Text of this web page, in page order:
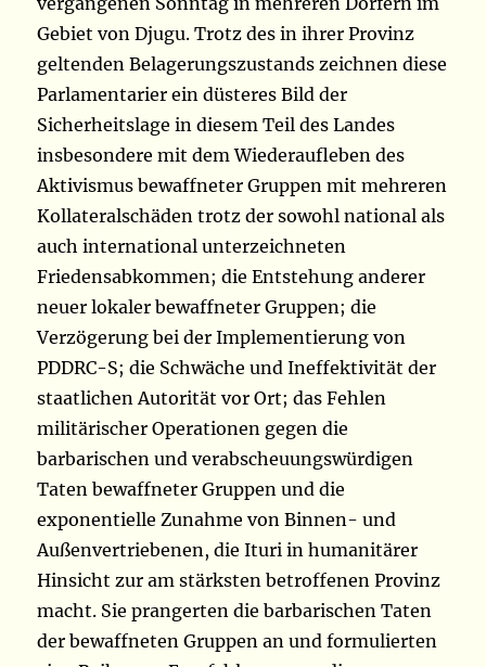
Gebiet von Djugu. Trotz des in ihrer Provinz
geltenden Belagerungszustands zeichnen diese
Parlamentarier ein düsteres Bild der
Sicherheitslage in diesem Teil des Landes
insbesondere mit dem Wiederaufleben des
Aktivismus bewaffneter Gruppen mit mehreren
Kollateralschäden trotz der sowohl national als
auch international unterzeichneten
Friedensabkommen; die Entstehung anderer
neuer lokaler bewaffneter Gruppen; die
Verzögerung bei der Implementierung von
PDDRC-S; die Schwäche und Ineffektivität der
staatlichen Autorität vor Ort; das Fehlen
militärischer Operationen gegen die
barbarischen und verabscheuungswürdigen
Taten bewaffneter Gruppen und die
exponentielle Zunahme von Binnen- und
Außenvertriebenen, die Ituri in humanitärer
Hinsicht zur am stärksten betroffenen Provinz
macht. Sie prangerten die barbarischen Taten
der bewaffneten Gruppen an und formulierten